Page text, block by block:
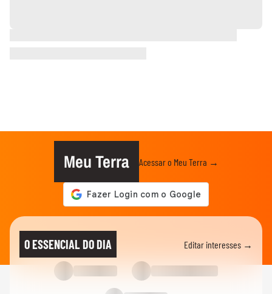
Meu Terra Acessar o Meu Terra →
O ESSENCIAL DO DIA Editar interesses →